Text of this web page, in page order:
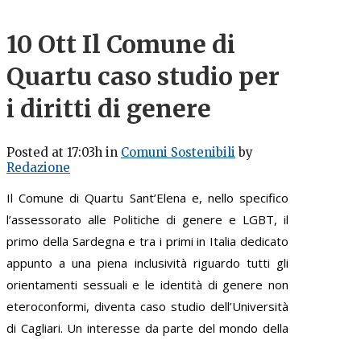
10 Ott Il Comune di
Quartu caso studio per
i diritti di genere
Posted at 17:03h in Comuni Sostenibili by
Redazione
Il Comune di Quartu Sant’Elena e, nello specifico
l’assessorato alle Politiche di genere e LGBT, il
primo della Sardegna e tra i primi in Italia dedicato
appunto a una piena inclusività riguardo tutti gli
orientamenti sessuali e le identità di genere non
eteroconformi, diventa caso studio dell’Università
di Cagliari. Un interesse da parte del mondo della